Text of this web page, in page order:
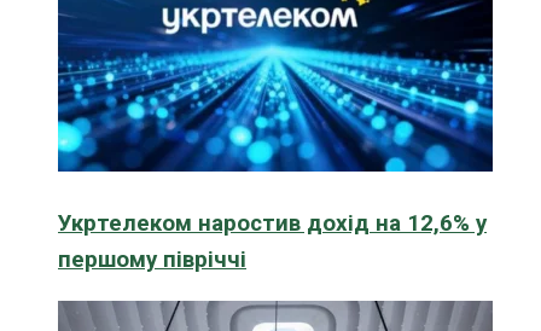
Укртелеком наростив дохід на 12,6% у
першому півріччі